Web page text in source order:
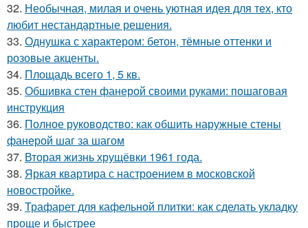
32. Необычная, милая и очень уютная идея для тех, кто
любит нестандартные решения.
33. Однушка с характером: бетон, тёмные оттенки и
розовые акценты.
34. Площадь всего 1, 5 кв.
35. Обшивка стен фанерой своими руками: пошаговая
инструкция
36. Полное руководство: как обшить наружные стены
фанерой шаг за шагом
37. Вторая жизнь хрущёвки 1961 года.
38. Яркая квартира с настроением в московской
новостройке.
39. Трафарет для кафельной плитки: как сделать укладку
проще и быстрее